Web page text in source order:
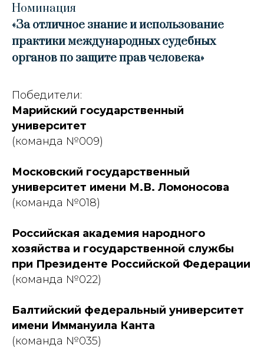
Номинация
«За отличное знание и использование
практики международных судебных
органов по защите прав человека»
Победители:
Марийский государственный
университет
(команда №009)
Московский государственный
университет имени М.В. Ломоносова
(команда №018)
Российская академия народного
хозяйства и государственной службы
при Президенте Российской Федерации
(команда №022)
Балтийский федеральный университет
имени Иммануила Канта
(команда №035)